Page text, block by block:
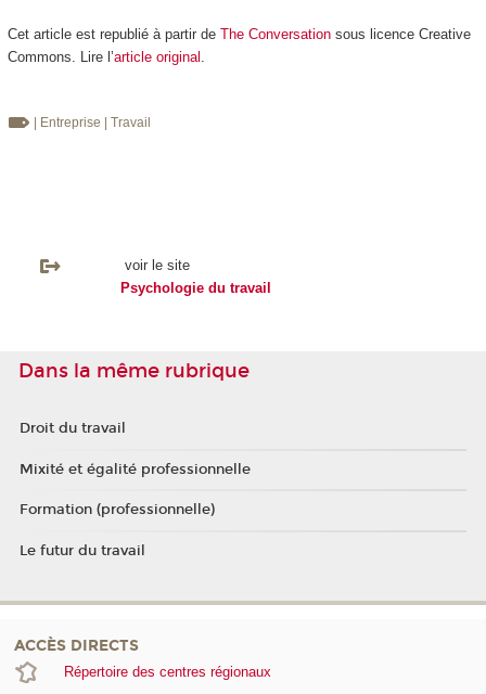
Cet article est republié à partir de The Conversationsous licence Creative
Commons. Lire l’article original
| Entreprise | Travail
voir le site
Psychologie du travail
Dans la même rubrique
Droit du travail
Mixité et égalité professionnelle
Formation (professionnelle)
Le futur du travail
ACCÈS DIRECTS
Répertoire des centres régionaux